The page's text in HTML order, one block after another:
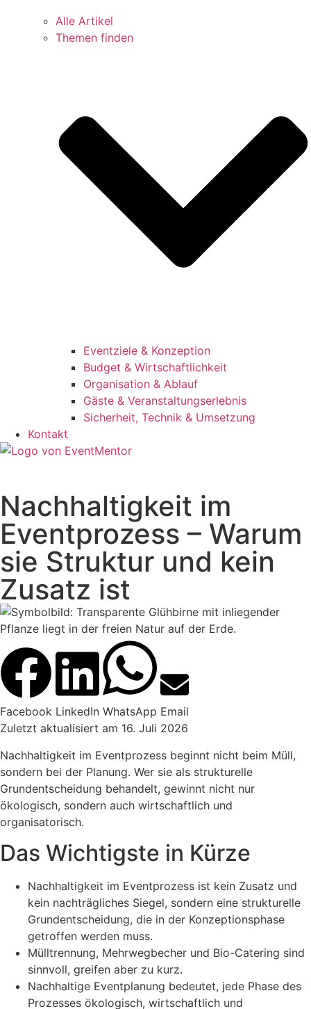
Alle Artikel
Themen finden
Eventziele & Konzeption
Budget & Wirtschaftlichkeit
Organisation & Ablauf
Gäste & Veranstaltungserlebnis
Sicherheit, Technik & Umsetzung
Kontakt
Nachhaltigkeit im
Eventprozess – Warum
sie Struktur und kein
Zusatz ist
Facebook LinkedIn WhatsApp Email
Zuletzt aktualisiert am 16. Juli 2026
Nachhaltigkeit im Eventprozess beginnt nicht beim Müll,
sondern bei der Planung. Wer sie als strukturelle
Grundentscheidung behandelt, gewinnt nicht nur
ökologisch, sondern auch wirtschaftlich und
organisatorisch.
Das Wichtigste in Kürze
Nachhaltigkeit im Eventprozess ist kein Zusatz und
kein nachträgliches Siegel, sondern eine strukturelle
Grundentscheidung, die in der Konzeptionsphase
getroffen werden muss.
Mülltrennung, Mehrwegbecher und Bio-Catering sind
sinnvoll, greifen aber zu kurz.
Nachhaltige Eventplanung bedeutet, jede Phase des
Prozesses ökologisch, wirtschaftlich und